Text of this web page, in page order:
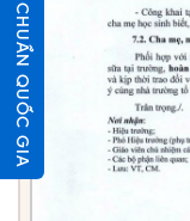
CHUẨN QUỐC GIA